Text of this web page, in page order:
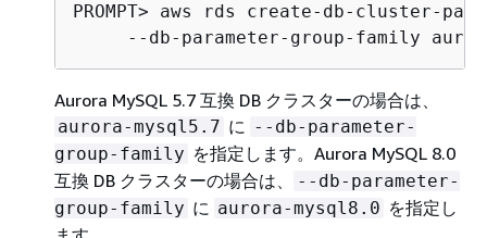
PROMPT> aws rds create-db-cluster-
--db-parameter-group-family
Aurora MySQL 5.7 互換 DB クラスターの場合は、
aurora-mysql5.7 に --db-parameter-
group-family を指定します。Aurora MySQL 8.0
互換 DB クラスターの場合は、
--db-parameter-
group-family に aurora-mysql8.0 を指定し